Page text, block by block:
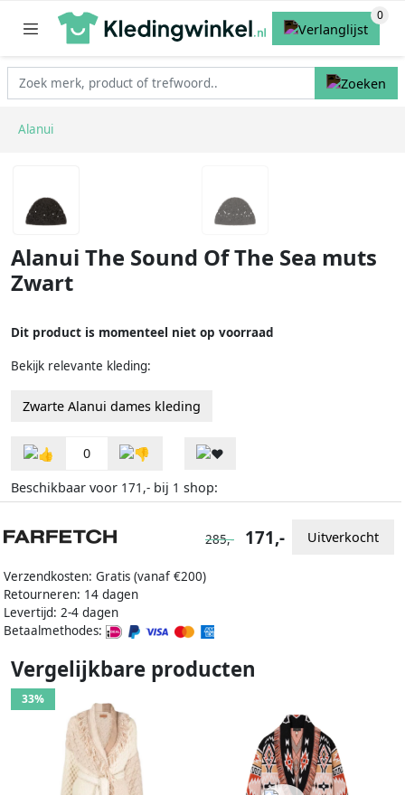
Alanui
Alanui The Sound Of The Sea muts
Zwart
Dit product is momenteel niet op voorraad
Bekijk relevante kleding:
Zwarte Alanui dames kleding
0
Beschikbaar voor 171,- bij 1 shop:
Verzendkosten: Gratis (vanaf €200)
Retourneren: 14 dagen
Levertijd: 2-4 dagen
Betaalmethodes:
285,- 171,- Uitverkocht
Vergelijkbare producten
33%